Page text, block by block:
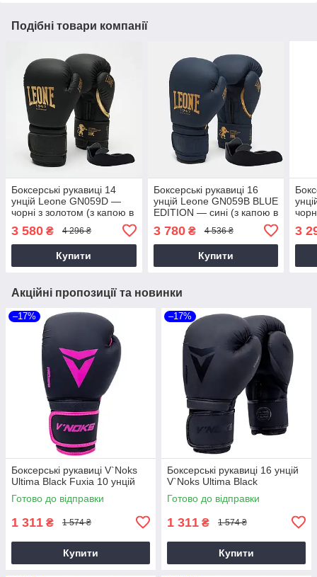
Подібні товари компанії
Боксерські рукавиці 14
унцій Leone GN059D —
чорні з золотом (з капою в
3 580 ₴ 4 296 ₴
Купити
Боксерські рукавиці 16
унцій Leone GN059B BLUE
EDITION — сині (з капою в
3 780₴ 4 536 ₴
Купити
3
Акційні пропозиції та новинки
–17%
Боксерські рукавиці V`Noks
Ultima Black Fuxia 10 унцій
Готово до відправки
1 311 ₴ 1 574 ₴
Купити
–17%
Боксерські рукавиці 16 унцій
V`Noks Ultima Black
Готово до відправки
1 311 ₴ 1 574 ₴
Купити